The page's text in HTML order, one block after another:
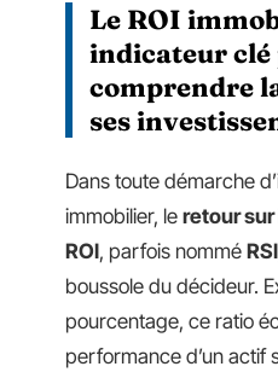
Le ROI
indicateur clé
comprendre
ses
Dans toute démarche
immobilier, le retour
ROI, parfois nommé RSI
boussole du décideur.
pourcentage, ce ratio
performance d’un actif